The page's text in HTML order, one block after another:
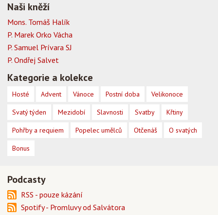
Naši kněží
Mons. Tomáš Halík
P. Marek Orko Vácha
P. Samuel Prívara SJ
P. Ondřej Salvet
Kategorie a kolekce
Hosté Advent Vánoce Postní doba Velikonoce
Svatý týden Mezidobí Slavnosti Svatby Křtiny
Pohřby a requiem Popelec umělců Otčenáš O svatých
Bonus
Podcasty
RSS - pouze kázání
Spotify - Promluvy od Salvátora